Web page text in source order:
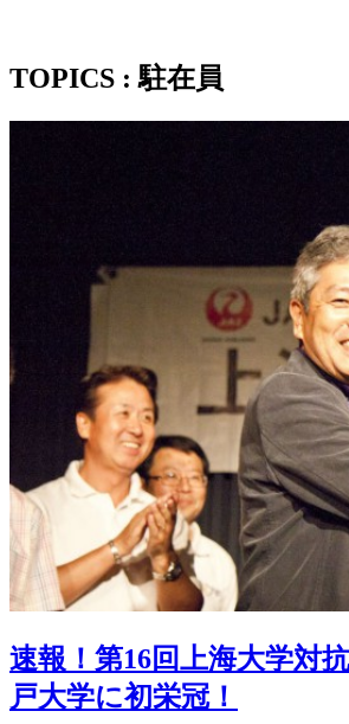
TOPICS : 駐在員
速報！第16回上海大学対
戸大学に初栄冠！